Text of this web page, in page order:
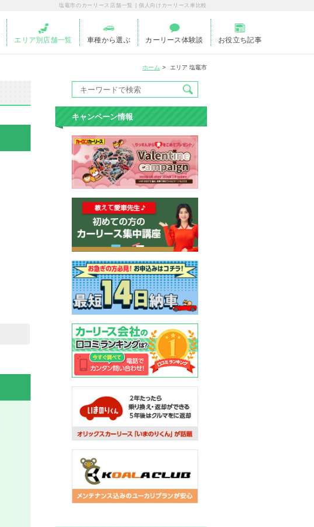
塩竈市のカーリース店舗一覧 | 個人向けカーリース車比較
エリア別店舗一覧 車種から選ぶ カーリース体験談 お役立ち記事
ホーム エリア 塩竈市
キャンペーン情報